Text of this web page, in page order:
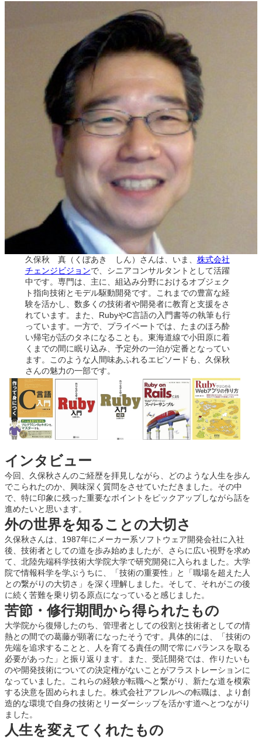
久保秋 真（くぼあき しん）さんは、いま、 株式会社
チェンジビジョンで、シニアコンサルタントとして活躍
中です。専門は、主に、組込み分野におけるオブジェク
ト指向技術とモデル駆動開発です。これまでの豊富な経
験を活かし、数多くの技術者や開発者に教育と支援をさ
れています。また、RubyやC言語の入門書等の執筆も行
っています。一方で、プライベートでは、たまのほろ酔
い帰宅が話のタネになることも。東海道線で小田原に着
くまでの間に眠り込み、予定外の一泊が定番となってい
ます。このような人間味あふれるエピソードも、久保秋
さんの魅力の一部です。
インタビュー
今回、久保秋さんのご経歴を拝見しながら、どのような人生を歩ん
でこられたのか、興味深く質問をさせていただきました。その中
で、特に印象に残った重要なポイントをピックアップしながら話を
進めたいと思います。
外の世界を知ることの大切さ
久保秋さんは、1987年にメーカー系ソフトウェア開発会社に入社
後、技術者としての道を歩み始めましたが、さらに広い視野を求め
て、北陸先端科学技術大学院大学で研究開発に入られました。大学
院で情報科学を学ぶうちに、「技術の重要性」と「職場を超えた人
との繋がりの大切さ」を深く理解しました。そして、それがこの後
に続く苦難を乗り切る原点になっていると感じました。
苦節・修行期間から得られたもの
大学院から復帰したのち、管理者としての役割と技術者としての情
熱との間での葛藤が顕著になったそうです。具体的には、「技術の
先端を追求することと、人を育てる責任の間で常にバランスを取る
必要があった」と振り返ります。また、受託開発では、作りたいも
のや開発技術についての決定権がないことがフラストレーションに
なっていました。これらの経験が転職へと繋がり、新たな道を模索
する決意を固められました。株式会社アフレルへの転職は、より創
造的な環境で自身の技術とリーダーシップを活かす道へとつながり
ました。
人生を変えてくれたもの